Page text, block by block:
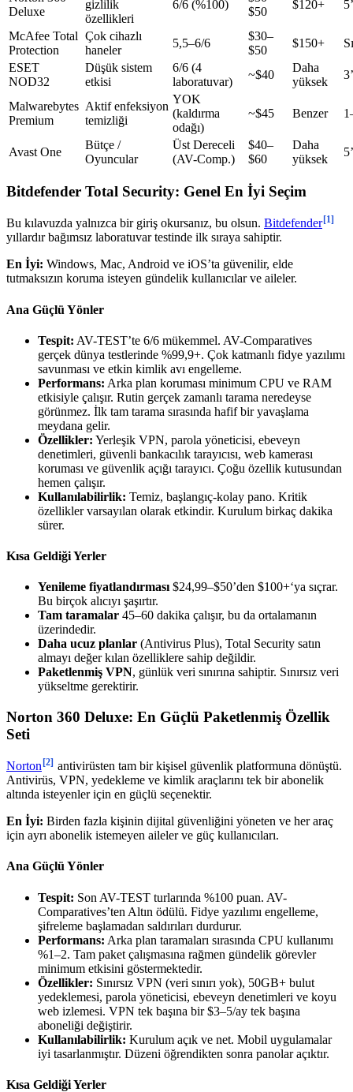
Deluxe
gizlilik
özellikleri
6/6 (%100)
$50
$120+
McAfee Total
Protection
Çok cihazlı
haneler
5,5–6/6
$30–
$50
$150+
ESET
NOD32
Düşük sistem
etkisi
6/6 (4
laboratuvar)
~$40
Daha
yüksek
Malwarebytes
Premium
Aktif enfeksiyon
temizliği
YOK
(kaldırma
odağı)
~$45 Benzer
Avast One
Bütçe /
Oyuncular
Üst Dereceli
(AV-Comp.)
$40–
$60
Daha
yüksek
Bitdefender Total Security: Genel En İyi Seçim
Bu kılavuzda yalnızca bir giriş okursanız, bu olsun. Bitdefender [1]
yıllardır bağımsız laboratuvar testinde ilk sıraya sahiptir.
En İyi: Windows, Mac, Android ve iOS’ta güvenilir, elde
tutmaksızın koruma isteyen gündelik kullanıcılar ve aileler.
Ana Güçlü Yönler
Tespit: AV-TEST’te 6/6 mükemmel. AV-Comparatives
gerçek dünya testlerinde %99,9+. Çok katmanlı fidye yazılımı
savunması ve etkin kimlik avı engelleme.
Performans: Arka plan koruması minimum CPU ve RAM
etkisiyle çalışır. Rutin gerçek zamanlı tarama neredeyse
görünmez. İlk tam tarama sırasında hafif bir yavaşlama
meydana gelir.
Özellikler: Yerleşik VPN, parola yöneticisi, ebeveyn
denetimleri, güvenli bankacılık tarayıcısı, web kamerası
koruması ve güvenlik açığı tarayıcı. Çoğu özellik kutusundan
hemen çalışır.
Kullanılabilirlik: Temiz, başlangıç-kolay pano. Kritik
özellikler varsayılan olarak etkindir. Kurulum birkaç dakika
sürer.
Kısa Geldiği Yerler
Yenileme fiyatlandırması $24,99–$50’den $100+‘ya sıçrar.
Bu birçok alıcıyı şaşırtır.
Tam taramalar 45–60 dakika çalışır, bu da ortalamanın
üzerindedir.
Daha ucuz planlar (Antivirus Plus), Total Security satın
almayı değer kılan özelliklere sahip değildir.
Paketlenmiş VPN, günlük veri sınırına sahiptir. Sınırsız veri
yükseltme gerektirir.
Norton 360 Deluxe: En Güçlü Paketlenmiş Özellik
Seti
Norton [2] antivirüsten tam bir kişisel güvenlik platformuna dönüştü.
Antivirüs, VPN, yedekleme ve kimlik araçlarını tek bir abonelik
altında isteyenler için en güçlü seçenektir.
En İyi: Birden fazla kişinin dijital güvenliğini yöneten ve her araç
için ayrı abonelik istemeyen aileler ve güç kullanıcıları.
Ana Güçlü Yönler
Tespit: Son AV-TEST turlarında %100 puan. AV-
Comparatives’ten Altın ödülü. Fidye yazılımı engelleme,
şifreleme başlamadan saldırıları durdurur.
Performans: Arka plan taramaları sırasında CPU kullanımı
%1–2. Tam paket çalışmasına rağmen gündelik görevler
minimum etkisini göstermektedir.
Özellikler: Sınırsız VPN (veri sınırı yok), 50GB+ bulut
yedeklemesi, parola yöneticisi, ebeveyn denetimleri ve koyu
web izlemesi. VPN tek başına bir $3–5/ay tek başına
aboneliği değiştirir.
Kullanılabilirlik: Kurulum açık ve net. Mobil uygulamalar
iyi tasarlanmıştır. Düzeni öğrendikten sonra panolar açıktır.
Kısa Geldiği Yerler